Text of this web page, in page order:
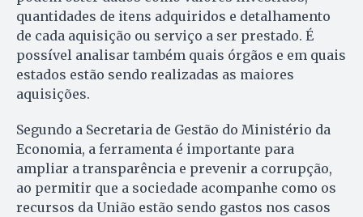
quantidades de itens adquiridos e detalhamento
de cada aquisição ou serviço a ser prestado. É
possível analisar também quais órgãos e em quais
estados estão sendo realizadas as maiores
aquisições.
Segundo a Secretaria de Gestão do Ministério da
Economia, a ferramenta é importante para
ampliar a transparência e prevenir a corrupção,
ao permitir que a sociedade acompanhe como os
recursos da União estão sendo gastos nos casos